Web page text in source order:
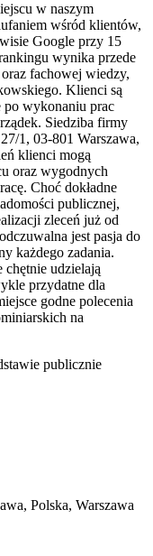
w naszym
wśród klientów,
Google przy 15
wynika przede
fachowej wiedzy,
Klienci są
po wykonaniu prac
Siedziba firmy
1, 03-801 Warszawa,
klienci mogą
oraz wygodnych
Choć dokładne
publicznej,
zleceń już od
jest pasja do
każdego zadania.
udzielają
przydatne dla
godne polecenia
na
publicznie
Polska, Warszawa